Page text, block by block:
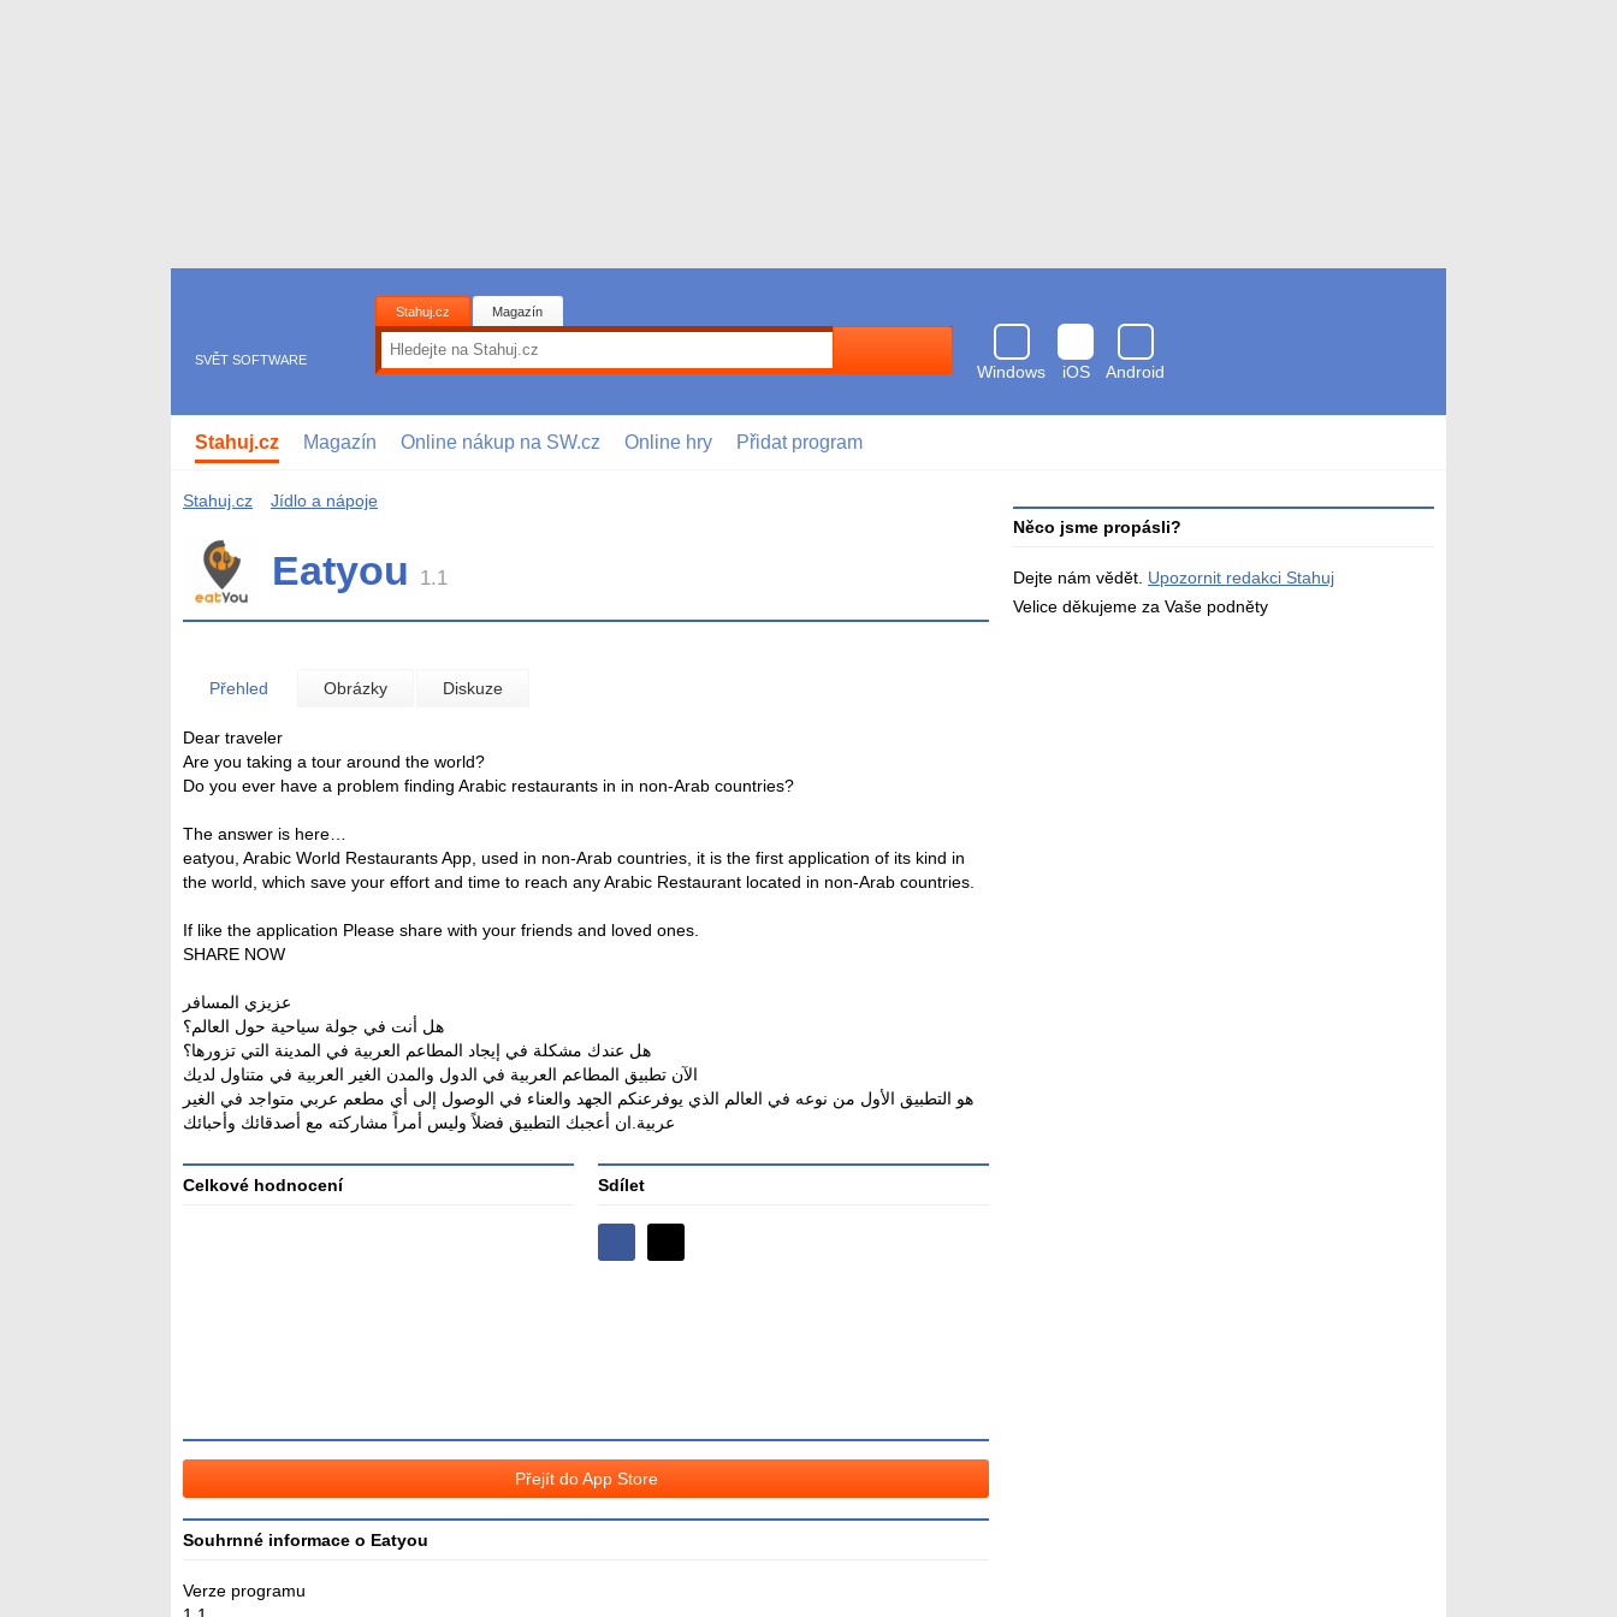
SVĚT SOFTWARE
Stahuj.cz Magazín
Windows
iOS
Android
antivirem
Stahuj.cz Magazín Online nákup na SW.cz Online hry Přidat program
Stahuj.cz Jídlo a nápoje
Eatyou 1.1
Přehled Obrázky Diskuze
Dear traveler
Are you taking a tour around the world?
Do you ever have a problem finding Arabic restaurants in in non-Arab countries?
The answer is here…
eatyou, Arabic World Restaurants App, used in non-Arab countries, it is the first application of its kind in
the world, which save your effort and time to reach any Arabic Restaurant located in non-Arab countries.
If like the application Please share with your friends and loved ones.
SHARE NOW
عزيزي المسافر
هل أنت في جولة سياحية حول العالم؟
هل عندك مشكلة في إيجاد المطاعم العربية في المدينة التي تزورها؟
الآن تطبيق المطاعم العربية في الدول والمدن الغير العربية في متناول لديك
هو التطبيق الأول من نوعه في العالم الذي يوفرعنكم الجهد والعناء في الوصول إلى أي مطعم عربي متواجد في الغير
عربية.ان أعجبك التطبيق فضلاً وليس أمراً مشاركته مع أصدقائك وأحبائك
Celkové hodnocení Sdílet
Sdílejte
Přejít do App Store
Souhrnné informace o Eatyou
Verze programu
Něco jsme propásli?
Dejte nám vědět. Upozornit redakci Stahuj
Velice děkujeme za Vaše podněty